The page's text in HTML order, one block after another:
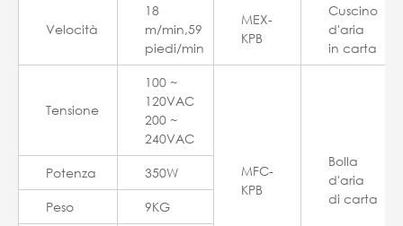
Velocità
18
m/min,59
piedi/min
MEX-
KPB
Cuscino
d'aria
in carta
Tensione
100 ~
120VAC
200 ~
240VAC
MFC-
KPB
Bolla
d'aria
di carta
Potenza
350W
Peso
9KG